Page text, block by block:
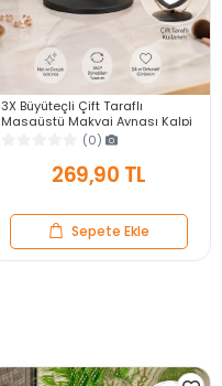
3X Büyüteçli Çift Taraflı
Masaüstü Makyaj Aynası Kalpi
Siyah Rose Gold Standlı
Dekoratif Yakın Ayna
(0)
269,90 TL
Sepete Ekle